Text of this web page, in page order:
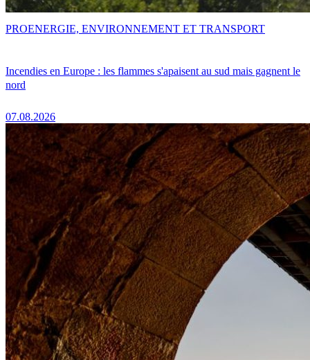
Incendies en Europe : les flammes s'apaisent au sud mais gagnent le
nord
07.08.2026
PROENERGIE, ENVIRONNEMENT ET TRANSPORT